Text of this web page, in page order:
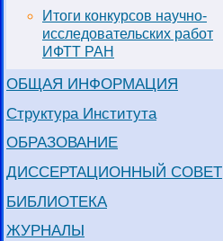
Итоги конкурсов научно-
исследовательских работ
ИФТТ РАН
ОБЩАЯ ИНФОРМАЦИЯ
Структура Института
ОБРАЗОВАНИЕ
ДИССЕРТАЦИОННЫЙ СОВЕТ
БИБЛИОТЕКА
ЖУРНАЛЫ